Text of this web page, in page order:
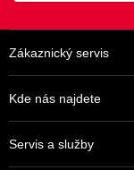
Zákaznický servis
Kde nás najdete
Servis a služby